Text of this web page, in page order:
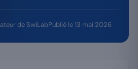
de SwiLabPublié le 13 mai 2026